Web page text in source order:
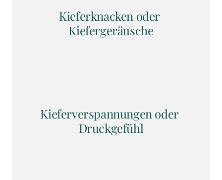
Kieferknacken oder
Kiefergeräusche
Kieferverspannungen oder
Druckgefühl